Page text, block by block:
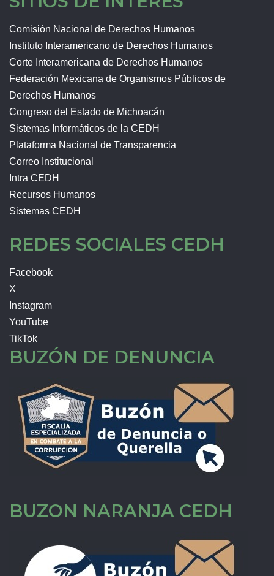
Comisión Nacional de Derechos Humanos
Instituto Interamericano de Derechos Humanos
Corte Interamericana de Derechos Humanos
Federación Mexicana de Organismos Públicos de
Derechos Humanos
Congreso del Estado de Michoacán
Sistemas Informáticos de la CEDH
Plataforma Nacional de Transparencia
Correo Institucional
Intra CEDH
Recursos Humanos
Sistemas CEDH
REDES SOCIALES CEDH
Facebook
X
Instagram
YouTube
TikTok
BUZÓN DE DENUNCIA
BUZON NARANJA CEDH